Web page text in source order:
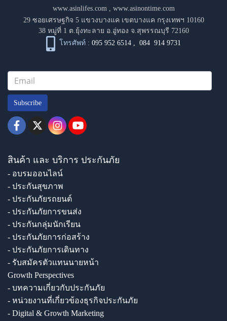
www.asinlifes.com
www.asinontime.com
29 ซอยเศรษฐกิจ 5 แขวงบางแค เขตบางแค กรุงเทพฯ 10160
38 หมู่ที่ 1 ต.ยุ้งทะลาย อ.อู่ทอง จ.สุพรรณบุรี 72160
โทรศัพท์ : 095 952 6514 ,084 914 9731
Subscribe
สินค้า และ บริการ ประกันภัย
- อบรมออนไลน์
- ประกันสุขภาพ
- ประกันภัยรถยนต์
- ประกันภัยการขนส่ง
- ประกันกลุ่มนักเรียน
- ประกันภัยการก่อสร้าง
- ประกันภัยการเดินทาง
- รับสมัครตัวแทนนายหน้า
Growth Perspectives
- บทความเกี่ยวกับประกันภัย
- หน่วยงานที่เกี่ยวข้องธุรกิจประกันภัย
- Digital & Growth Marketing